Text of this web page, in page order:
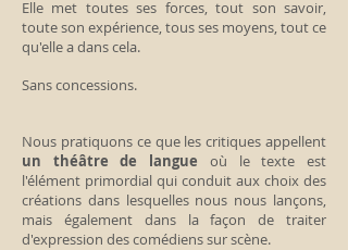
Elle met toutes ses forces, tout son savoir,
toute son expérience, tous ses moyens, tout ce
qu'elle a dans cela.
Sans concessions.
Nous pratiquons ce que les critiques appellent
un théâtre de langue où le texte est
l'élément primordial qui conduit aux choix des
créations dans lesquelles nous nous lançons,
mais également dans la façon de traiter
d'expression des comédiens sur scène.